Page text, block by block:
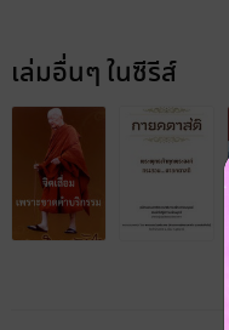
เล่มอื่นๆ ในซีรีส์